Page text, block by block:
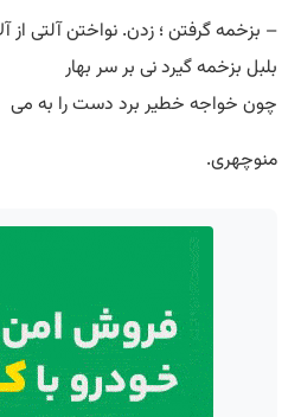
– بزخمه گرفتن ؛ زدن. نواختن آلتی از
بلبل بزخمه گیرد نی بر سر بهار
چون خواجه خطیر برد دست را به می
منوچهری.